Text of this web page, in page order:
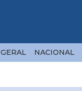
GERAL NACIONAL